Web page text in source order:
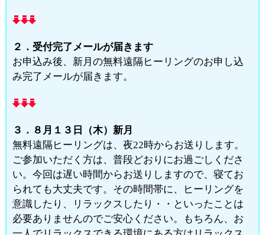
山形県 からの参加を受付けました
2026.08.09 14:10
宮崎県 からの参加を受付けました
２．受付完了メールが届きます
お申込み後、新月の無料遠隔ヒーリングのお申し込
み完了メールが届きます。
３．８月１３日（木）新月
無料遠隔ヒーリングは、夜22時からお送りします。
ご参加いただく方は、普段どおりにお過ごしくださ
い。今回は遅い時間からお送りしますので、寝てお
られても大丈夫です。その時間帯に、ヒーリングを
意識したり、リラックスしたり・・といったことは
必要ありませんのでご安心ください。もちろん、お